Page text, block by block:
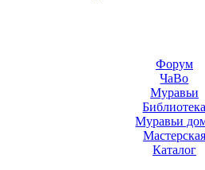
Форум
ЧаВо
Муравьи
Муравьи
Мастерская
Каталог